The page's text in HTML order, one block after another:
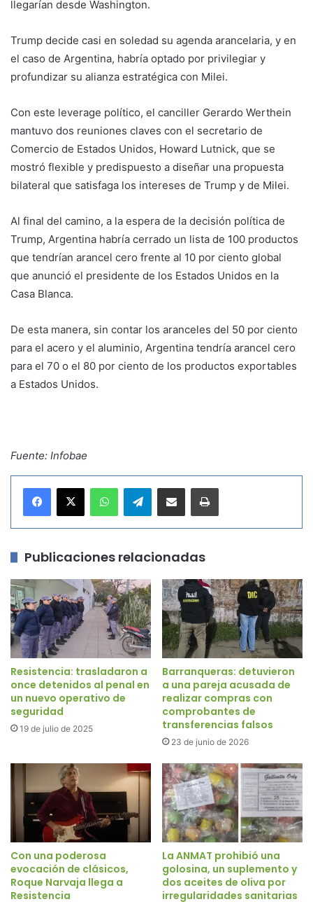
llegarían desde Washington.
Trump decide casi en soledad su agenda arancelaria, y en
el caso de Argentina, habría optado por privilegiar y
profundizar su alianza estratégica con Milei.
Con este leverage político, el canciller Gerardo Werthein
mantuvo dos reuniones claves con el secretario de
Comercio de Estados Unidos, Howard Lutnick, que se
mostró flexible y predispuesto a diseñar una propuesta
bilateral que satisfaga los intereses de Trump y de Milei.
Al final del camino, a la espera de la decisión política de
Trump, Argentina habría cerrado un lista de 100 productos
que tendrían arancel cero frente al 10 por ciento global
que anunció el presidente de los Estados Unidos en la
Casa Blanca.
De esta manera, sin contar los aranceles del 50 por ciento
para el acero y el aluminio, Argentina tendría arancel cero
para el 70 o el 80 por ciento de los productos exportables
a Estados Unidos.
Fuente: Infobae
Telegram
Publicaciones relacionadas
Resistencia: trasladaron a
once detenidos al penal en
un nuevo operativo de
seguridad
19 de julio de 2025
Barranqueras: detuvieron
a una pareja acusada de
realizar compras con
comprobantes de
transferencias falsos
23 de junio de 2026
Con una poderosa
evocación de clásicos,
Roque Narvaja llega a
Resistencia
La ANMAT prohibió una
golosina, un suplemento y
dos aceites de oliva por
irregularidades sanitarias